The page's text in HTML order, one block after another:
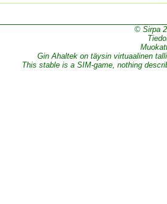
© Sirpa
Gin Ahaltek on täysin virtuaalinen
This stable is a SIM-game, nothing